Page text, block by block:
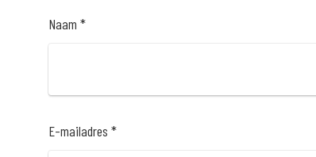
Naam *
E-mailadres *